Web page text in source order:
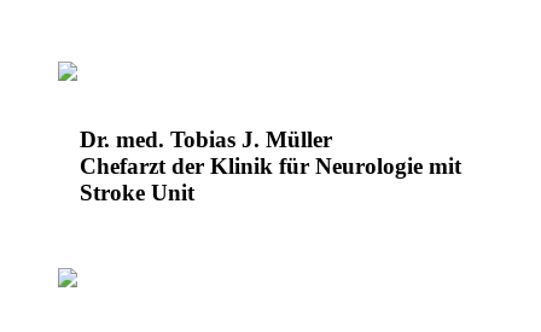
Dr. med. Tobias J. Müller
Chefarzt der Klinik für Neurologie mit
Stroke Unit